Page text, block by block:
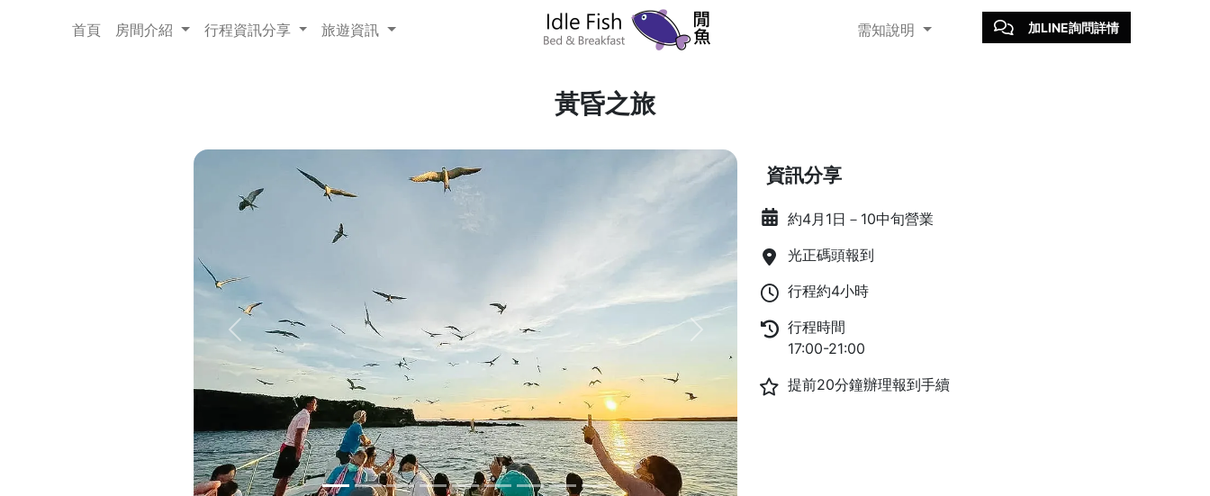
首頁 房間介紹 行程資訊分享 旅遊資訊 需知說明 加LINE詢問詳情
黃昏之旅
Previous
資訊分享
約4月1日－10中旬營業
光正碼頭報到
行程約4小時
行程時間
17:00-21:00
提前20分鐘辦理報到手續